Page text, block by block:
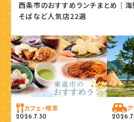
西条市のおすすめランチまとめ｜海
そばなど人気店22選
カフェ・喫茶
2026.7.30